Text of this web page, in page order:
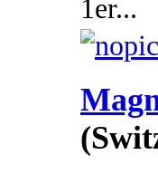
1er...